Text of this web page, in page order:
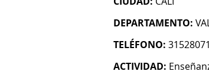
DEPARTAMENTO:
TELÉFONO:
ACTIVIDAD: